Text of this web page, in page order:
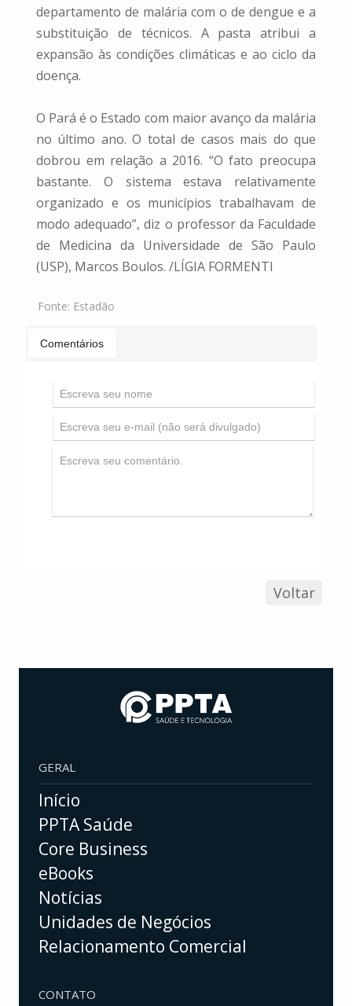
departamento de malária com o de dengue e a
substituição de técnicos. A pasta atribui a
expansão às condições climáticas e ao ciclo da
doença.
O Pará é o Estado com maior avanço da malária
no último ano. O total de casos mais do que
dobrou em relação a 2016. “O fato preocupa
bastante. O sistema estava relativamente
organizado e os municípios trabalhavam de
modo adequado”, diz o professor da Faculdade
de Medicina da Universidade de São Paulo
(USP), Marcos Boulos. /LÍGIA FORMENTI
Fonte: Estadão
Comentários
Voltar
GERAL
Início
PPTA Saúde
Core Business
eBooks
Notícias
Unidades de Negócios
Relacionamento Comercial
CONTATO